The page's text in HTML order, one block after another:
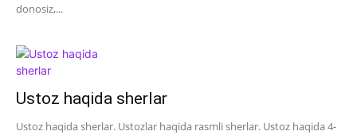
donosiz,...
Ustoz haqida sherlar
Ustoz haqida sherlar. Ustozlar haqida rasmli sherlar. Ustoz haqida 4-